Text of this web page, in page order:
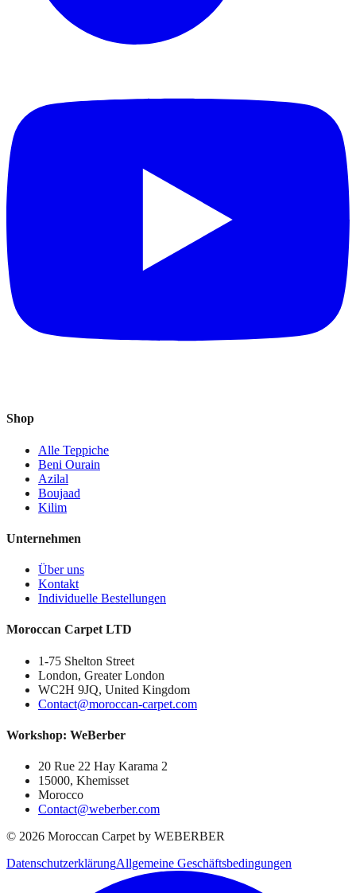
Shop
Alle Teppiche
Beni Ourain
Azilal
Boujaad
Kilim
Unternehmen
Über uns
Kontakt
Individuelle Bestellungen
Moroccan Carpet LTD
1-75 Shelton Street
London, Greater London
WC2H 9JQ, United Kingdom
Contact@moroccan-carpet.com
Workshop: WeBerber
20 Rue 22 Hay Karama 2
15000, Khemisset
Morocco
Contact@weberber.com
© 2026 Moroccan Carpet by WEBERBER
DatenschutzerklärungAllgemeine Geschäftsbedingungen